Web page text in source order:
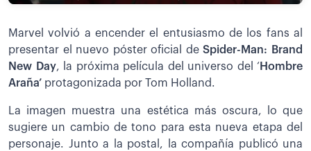
Marvel volvió a encender el entusiasmo de los fans al
presentar el nuevo póster oficial deSpider-Man: Brand
New Day, la próxima película del universo del ‘Hombre
Araña’ protagonizada por Tom Holland.
La imagen muestra una estética más oscura, lo que
sugiere un cambio de tono para esta nueva etapa del
personaje. Junto a la postal, la compañía publicó una